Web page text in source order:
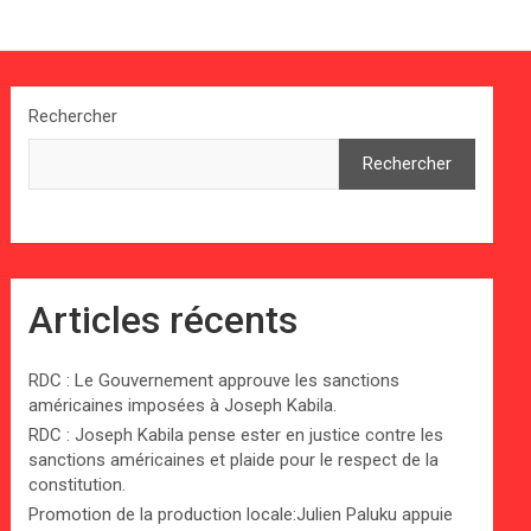
Rechercher
Rechercher
Articles récents
RDC : Le Gouvernement approuve les sanctions
américaines imposées à Joseph Kabila.
RDC : Joseph Kabila pense ester en justice contre les
sanctions américaines et plaide pour le respect de la
constitution.
Promotion de la production locale:Julien Paluku appuie